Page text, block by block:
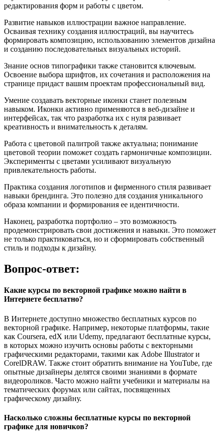
редактирования форм и работы с цветом.
Развитие навыков иллюстрации важное направление.
Осваивая технику создания иллюстраций, вы научитесь
формировать композицию, использованию элементов дизайна
и созданию последовательных визуальных историй.
Знание основ типографики также становится ключевым.
Освоение выбора шрифтов, их сочетания и расположения на
странице придаст вашим проектам профессиональный вид.
Умение создавать векторные иконки станет полезным
навыком. Иконки активно применяются в веб-дизайне и
интерфейсах, так что разработка их с нуля развивает
креативность и внимательность к деталям.
Работа с цветовой палитрой также актуальна; понимание
цветовой теории поможет создать гармоничные композиции.
Эксперименты с цветами усиливают визуальную
привлекательность работы.
Практика создания логотипов и фирменного стиля развивает
навыки брендинга. Это полезно для создания уникального
образа компании и формирования ее идентичности.
Наконец, разработка портфолио – это возможность
продемонстрировать свои достижения и навыки. Это поможет
не только практиковаться, но и сформировать собственный
стиль и подходы к дизайну.
Вопрос-ответ:
Какие курсы по векторной графике можно найти в
Интернете бесплатно?
В Интернете доступно множество бесплатных курсов по
векторной графике. Например, некоторые платформы, такие
как Coursera, edX или Udemy, предлагают бесплатные курсы,
в которых можно изучить основы работы с векторными
графическими редакторами, такими как Adobe Illustrator и
CorelDRAW. Также стоит обратить внимание на YouTube, где
опытные дизайнеры делятся своими знаниями в формате
видеороликов. Часто можно найти учебники и материалы на
тематических форумах или сайтах, посвященных
графическому дизайну.
Насколько сложны бесплатные курсы по векторной
графике для новичков?